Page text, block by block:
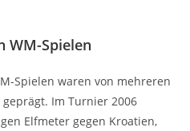
WM-Spielen
Spielen waren von mehreren
Im Turnier 2006
Elfmeter gegen Kroatien,